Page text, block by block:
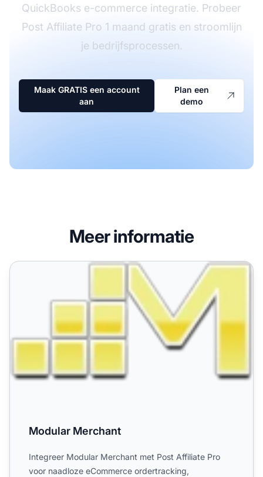
QuickBooks e-commerce integratie. Probeer
Post Affiliate Pro 1 maand gratis en stroomlijn
je bedrijfsprocessen.
Maak GRATIS een account
aan
Plan een
demo
Meer informatie
Modular Merchant
Modular Merchant
Integreer Modular Merchant met Post Affiliate Pro
voor naadloze eCommerce ordertracking,